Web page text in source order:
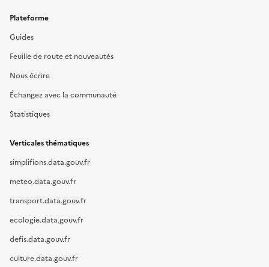
Plateforme
Guides
Feuille de route et nouveautés
Nous écrire
Échangez avec la communauté
Statistiques
Verticales thématiques
simplifions.data.gouv.fr
meteo.data.gouv.fr
transport.data.gouv.fr
ecologie.data.gouv.fr
defis.data.gouv.fr
culture.data.gouv.fr